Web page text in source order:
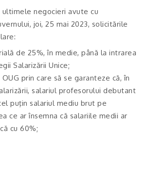
ultimele negocieri avute cu
joi, 25 mai 2023, solicitările
de 25%, în medie, până la intrarea
Salarizării Unice;
prin care să se garanteze că, în
salariul profesorului debutant
puţin salariul mediu brut pe
ce ar însemna că salariile medii ar
cu 60%;